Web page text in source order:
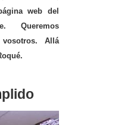
web del
Queremos
Allá